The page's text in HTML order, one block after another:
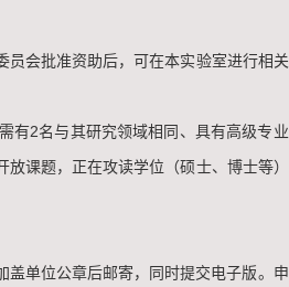
会批准资助后，可在本实验室进行相关
2名与其研究领域相同、具有高级专业
课题，正在攻读学位（硕士、博士等）
单位公章后邮寄，同时提交电子版。申